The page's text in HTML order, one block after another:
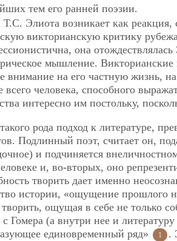
тем его ранней поэзии.
Элиота возникает как
викторианскую критику
она
мышление. Викторианские
внимание на его частную жизнь,
человека, способного
интересно им постольку,
рода подход к литературе,
Подлинный поэт, считает он,
и подчиняется
и, во-вторых, оно
творить дает именно
истории, «ощущение прошлого
ощущая в себе не только
с Гомера (а внутри нее и
единовременный ряд»
1
.